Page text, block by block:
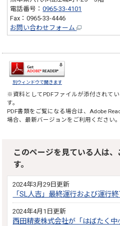
電話番号：0965-33-4101
Fax：0965-33-4446
お問い合わせフォーム
別ウィンドウで開きます
※資料としてPDFファイルが添付されてい
す。
PDF書類をご覧になる場合は、 Adobe
場合、最新バージョンをご利用ください。
このページを見ている人は
す。
2024年3月29日更新
「SL人吉」最終運行および運行
2024年4月1日更新
西田精麦株式会社が「はばたく